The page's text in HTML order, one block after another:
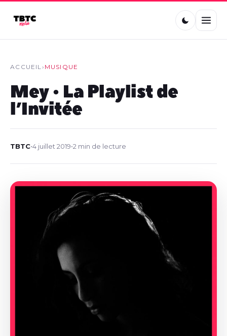
ACCUEIL› MUSIQUE
Mey • La Playlist de
l’Invitée
TBTC•4 juillet 2019•2 min de lecture